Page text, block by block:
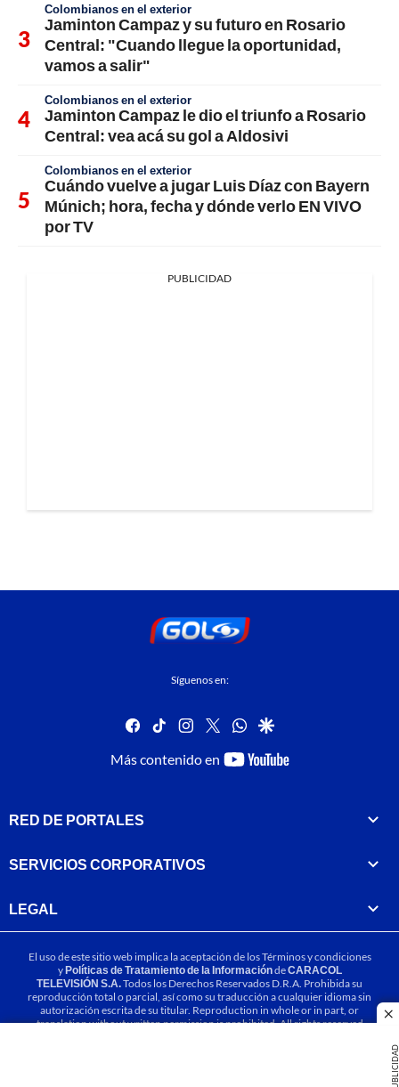
PUBLICIDAD
Colombianos en el exterior
Jaminton Campaz y su futuro en Rosario
Central: "Cuando llegue la oportunidad,
vamos a salir"
Colombianos en el exterior
Jaminton Campaz le dio el triunfo a Rosario
Central: vea acá su gol a Aldosivi
Colombianos en el exterior
Cuándo vuelve a jugar Luis Díaz con Bayern
Múnich; hora, fecha y dónde verlo EN VIVO
por TV
PUBLICIDAD
Síguenos en:
facebook
tiktok instagram
twitterwhatsapp
google
Más contenido en
youtube-
RED DE PORTALES
SERVICIOS CORPORATIVOS
LEGAL
El uso de este sitio web implica la aceptación de losTérminos y condiciones
yPolíticas de Tratamiento de la InformacióndeCARACOL
TELEVISIÓN S.A.Todos los Derechos Reservados D.R.A. Prohibida su
reproducción total o parcial, así como su traducción a cualquier idioma sin
autorización escrita de su titular. Reproduction in whole or in part, or
translation without written permission is prohibited. All rights reserved